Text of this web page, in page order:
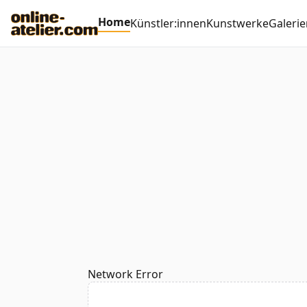
HomeKünstler:innenKunstwerke
Network Error